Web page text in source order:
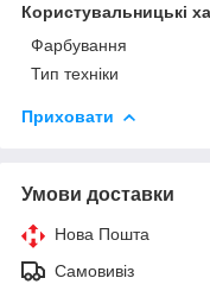
Користувальницькі
Фарбування
Тип техніки
Приховати
Умови доставки
Нова Пошта
Самовивіз